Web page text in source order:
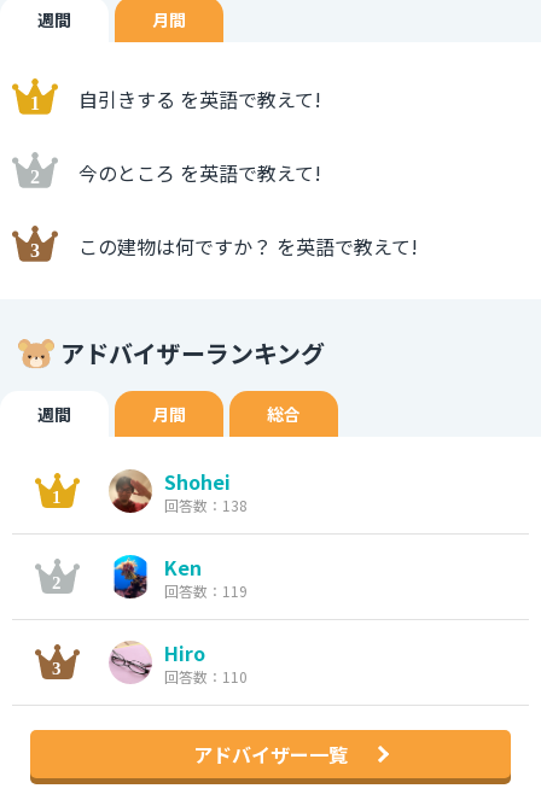
週間 月間
自引きする を英語で教えて!
今のところ を英語で教えて!
この建物は何ですか？ を英語で教えて!
アドバイザーランキング
週間 月間 総合
Shohei
回答数：138
Ken
回答数：119
Hiro
回答数：110
アドバイザー一覧